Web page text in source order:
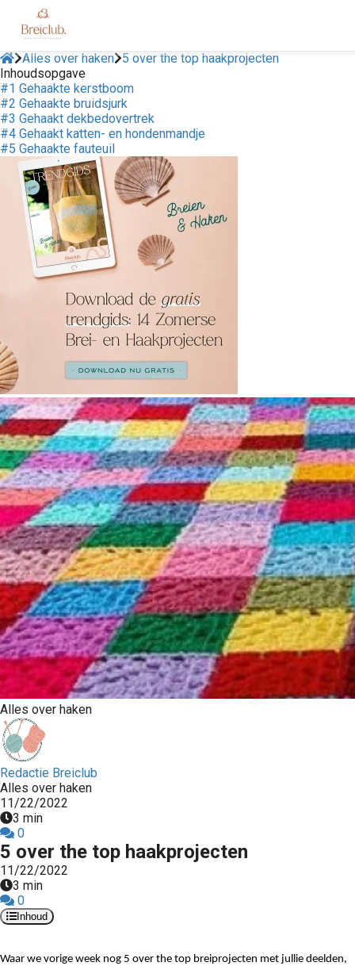
Alles over haken
5 over the top haakprojecten
Inhoudsopgave
#1 Gehaakte kerstboom
#2 Gehaakte bruidsjurk
#3 Gehaakt dekbedovertrek
#4 Gehaakt katten- en hondenmandje
#5 Gehaakte fauteuil
Alles over haken
Redactie Breiclub
Alles over haken
11/22/2022
3 min
0
5 over the top haakprojecten
11/22/2022
3 min
0
Inhoud
Waar we vorige week nog 5 over the top breiprojecten met jullie deelden,